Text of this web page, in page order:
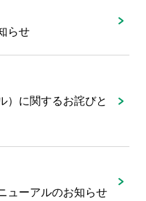
らせ
）に関するお詫びと
ューアルのお知らせ